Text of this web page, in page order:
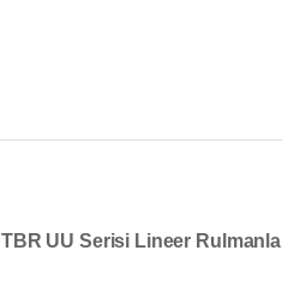
TBR UU Serisi Lineer